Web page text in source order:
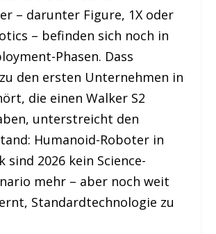
– darunter Figure, 1X oder
– befinden sich noch in
Phasen. Dass
den ersten Unternehmen in
die einen Walker S2
unterstreicht den
Humanoid-Roboter in
sind 2026 kein Science-
mehr – aber noch weit
Standardtechnologie zu